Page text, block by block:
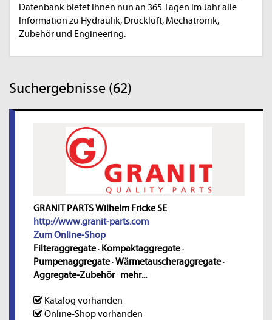
Datenbank bietet Ihnen nun an 365 Tagen im Jahr alle
Information zu Hydraulik, Druckluft, Mechatronik,
Zubehör und Engineering.
Suchergebnisse (62)
GRANIT PARTS Wilhelm Fricke SE
http://www.granit-parts.com
Zum Online-Shop
Filteraggregate· Kompaktaggregate·
Pumpenaggregate·Wärmetauscheraggregate·
Aggregate-Zubehör· mehr...
Katalog vorhanden
Online-Shop vorhanden